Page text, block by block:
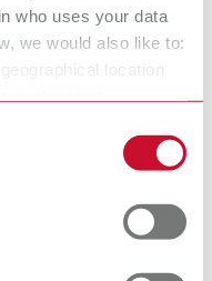
who uses your data
we would also like to:
location
data is processed
section. You can
time from the
locales.
de aparatos
eléctrico viejo de